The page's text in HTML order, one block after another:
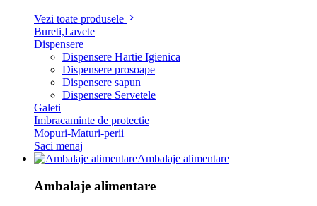
Vezi toate produsele
Bureti,Lavete
Dispensere
Dispensere Hartie Igienica
Dispensere prosoape
Dispensere sapun
Dispensere Servetele
Galeti
Imbracaminte de protectie
Mopuri-Maturi-perii
Saci menaj
Ambalaje alimentare
Ambalaje alimentare